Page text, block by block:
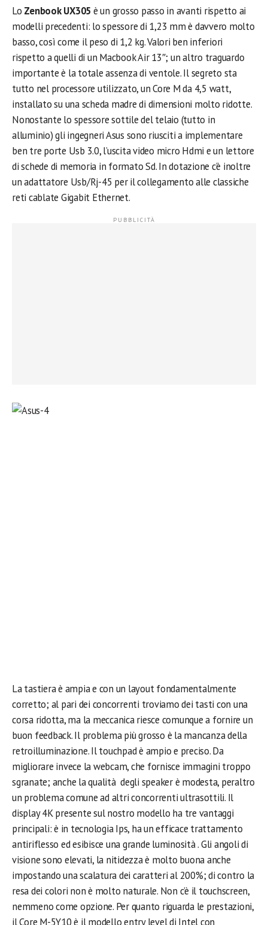
Lo Zenbook UX305 è un grosso passo in avanti rispetto ai
modelli precedenti: lo spessore di 1,23 mm è davvero molto
basso, così come il peso di 1,2 kg. Valori ben inferiori
rispetto a quelli di un Macbook Air 13″; un altro traguardo
importante è la totale assenza di ventole. Il segreto sta
tutto nel processore utilizzato, un Core M da 4,5 watt,
installato su una scheda madre di dimensioni molto ridotte.
Nonostante lo spessore sottile del telaio (tutto in
alluminio) gli ingegneri Asus sono riusciti a implementare
ben tre porte Usb 3.0, l’uscita video micro Hdmi e un lettore
di schede di memoria in formato Sd. In dotazione c’è inoltre
un adattatore Usb/Rj-45 per il collegamento alle classiche
reti cablate Gigabit Ethernet.
La tastiera è ampia e con un layout fondamentalmente
corretto; al pari dei concorrenti troviamo dei tasti con una
corsa ridotta, ma la meccanica riesce comunque a fornire un
buon feedback. Il problema più grosso è la mancanza della
retroilluminazione. Il touchpad è ampio e preciso. Da
migliorare invece la webcam, che fornisce immagini troppo
sgranate; anche la qualità degli speaker è modesta, peraltro
un problema comune ad altri concorrenti ultrasottili. Il
display 4K presente sul nostro modello ha tre vantaggi
principali: è in tecnologia Ips, ha un efficace trattamento
antiriflesso ed esibisce una grande luminosità . Gli angoli di
visione sono elevati, la nitidezza è molto buona anche
impostando una scalatura dei caratteri al 200%; di contro la
resa dei colori non è molto naturale. Non c’è il touchscreen,
nemmeno come opzione. Per quanto riguarda le prestazioni,
il Core M-5Y10 è il modello entry level di Intel con